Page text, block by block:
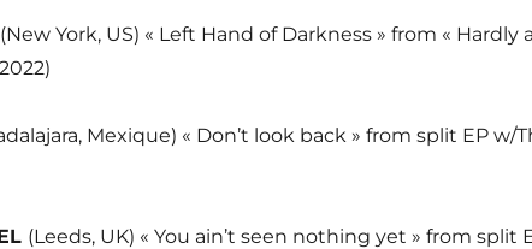
(New York, US) « Left Hand of Darkness » from « Hardly a
Mexique) « Don’t look back » from split EP w/
(Leeds, UK) « You ain’t seen nothing yet » from split